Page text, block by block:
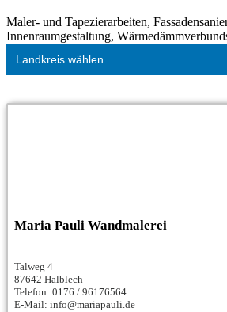
Maler- und Tapezierarbeiten,
Innenraumgestaltung,
Landkreis wählen...
Maria Pauli Wandmalerei
Talweg 4
87642 Halblech
Telefon: 0176 / 96176564
E-Mail: info@mariapauli.de